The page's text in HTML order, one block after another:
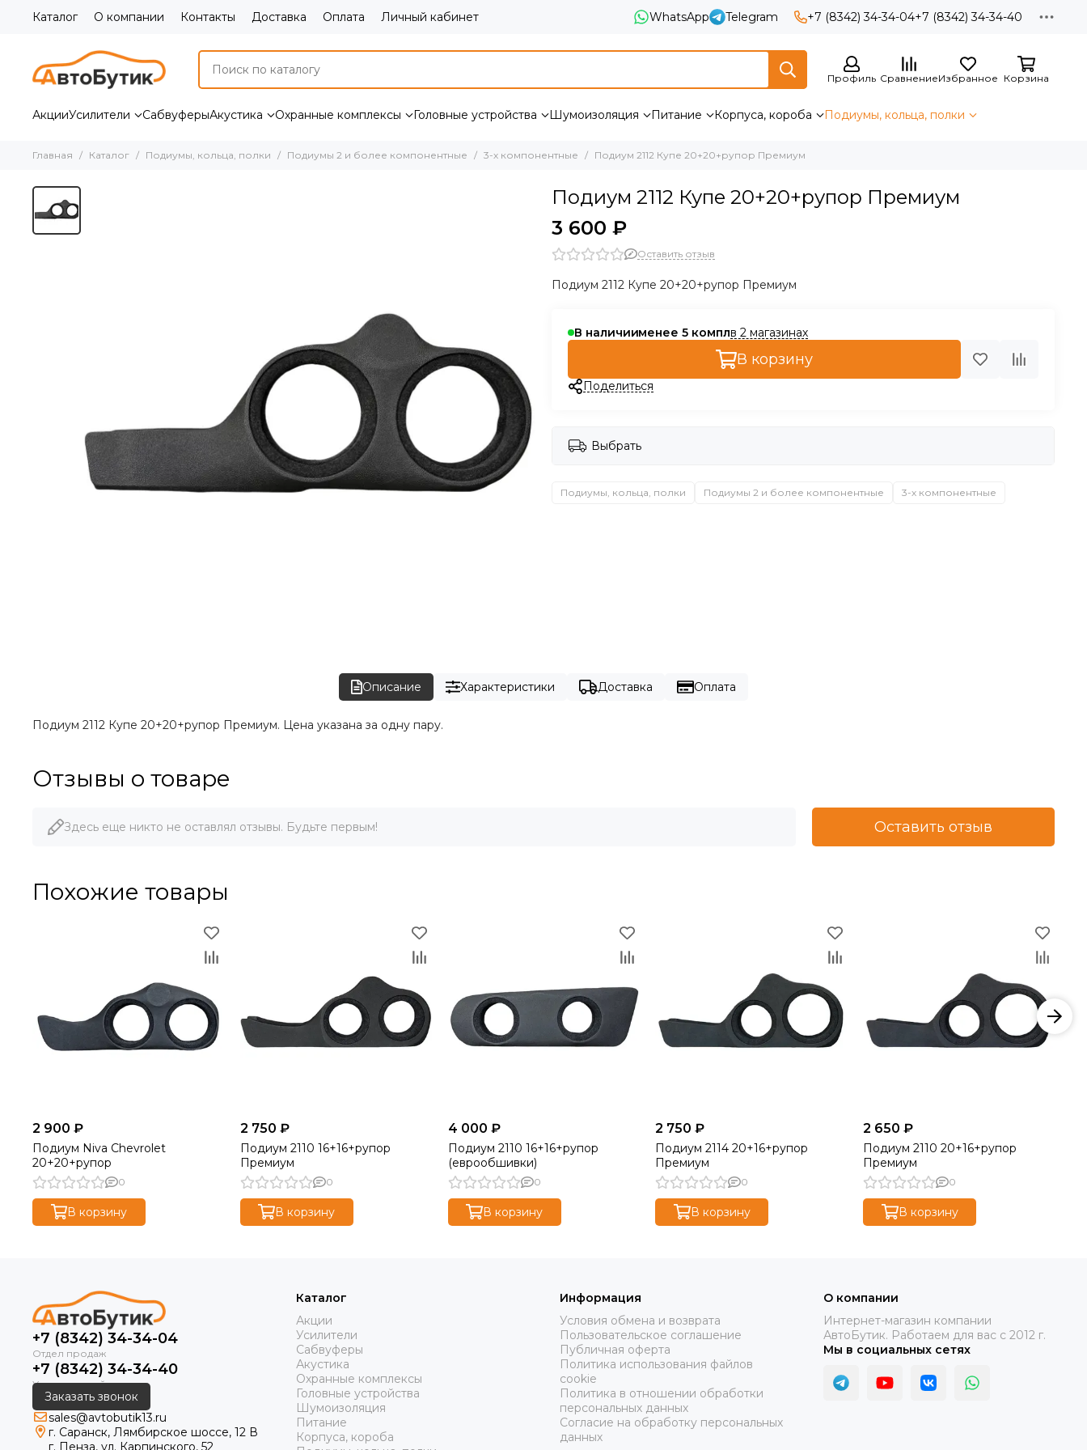
Каталог О компании Контакты Доставка Оплата Личный кабинет WhatsApp Telegram +7 (8342) 34-34-04+7 (8342) 34-34-40
Профиль СравнениеИзбранное Корзина
АкцииУсилители СабвуферыАкустика Охранные комплексы Головные устройства Шумоизоляция Питание Корпуса, короба Подиумы, кольца, полки
Главная Каталог Подиумы, кольца, полки Подиумы 2 и более компонентные 3-х компонентные Подиум 2112 Купе 20+20+рупор Премиум
Подиум 2112 Купе 20+20+рупор Премиум
3 600 ₽
Оставить отзыв
Подиум 2112 Купе 20+20+рупор Премиум
В наличиименее 5 в 2 магазинах
В корзину
Поделиться
Выбрать
Подиумы, кольца, полки Подиумы 2 и более компонентные 3-х компонентные
Описание Характеристики Доставка Оплата
Подиум 2112 Купе 20+20+рупор Премиум. Цена указана за одну пару.
Отзывы о товаре
Здесь еще никто не оставлял отзывы. Будьте первым! Оставить отзыв
Похожие товары
2 900 ₽
Подиум Niva Chevrolet
20+20+рупор
0
В корзину
2 750 ₽
Подиум 2110 16+16+рупор
Премиум
0
В корзину
4 000 ₽
Подиум 2110 16+16+рупор
(еврообшивки)
0
В корзину
2 750 ₽
Подиум 2114 20+16+рупор
Премиум
0
В корзину
2 650 ₽
Подиум 2110 20+16+рупор
Премиум
0
В корзину
+7 (8342) 34-34-04
+7 (8342) 34-34-40
Заказать звонок
sales@avtobutik13.ru
г. Саранск, Лямбирское шоссе, 12 В
г. Пенза, ул. Карпинского, 52
Каталог
Акции
Усилители
Сабвуферы
Акустика
Охранные комплексы
Головные устройства
Шумоизоляция
Питание
Корпуса, короба
Информация
Условия обмена и возврата
Пользовательское соглашение
Публичная оферта
Политика использования файлов
cookie
Политика в отношении обработки
персональных данных
Согласие на обработку персональных
данных
О компании
Интернет-магазин компании
АвтоБутик. Работаем для вас с 2012 г.
Мы в социальных сетях